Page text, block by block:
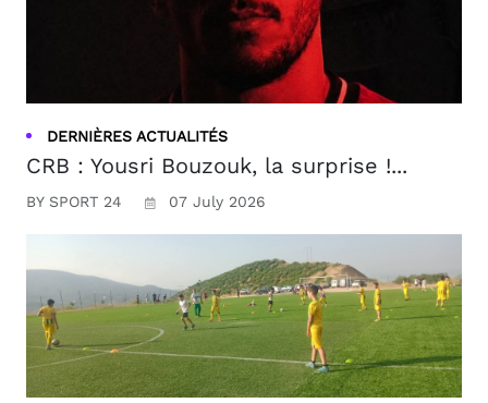
DERNIÈRES ACTUALITÉS
CRB : Yousri Bouzouk, la surprise !...
BY SPORT 24 07 July 2026